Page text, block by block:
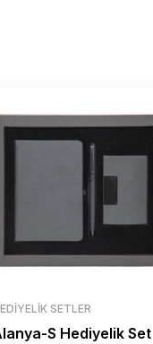
SETLER
S Hediyelik Set